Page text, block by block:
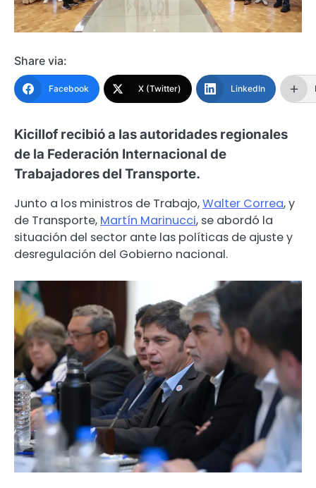
Share via:
Facebook X (Twitter) LinkedIn
Kicillof recibió a las autoridades regionales
de la Federación Internacional de
Trabajadores del Transporte.
Junto a los ministros de Trabajo,Walter Correa, y
de Transporte, Martín Marinucci, se abordó la
situación del sector ante las políticas de ajuste y
desregulación del Gobierno nacional.